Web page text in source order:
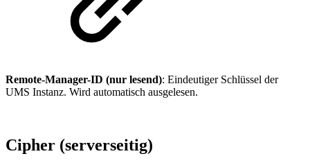
Remote-Manager-ID (nur lesend): Eindeutiger Schlüssel der
UMS Instanz. Wird automatisch ausgelesen.
Cipher (serverseitig)